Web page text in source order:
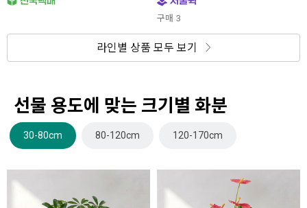
구매 3
라인별 상품 모두 보기
선물 용도에 맞는 크기별 화분
30-80cm 80-120cm 120-170cm